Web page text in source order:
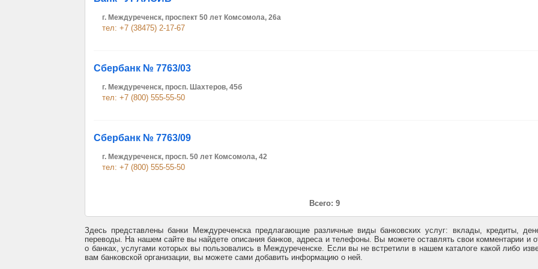
г. Междуреченск, проспект 50 лет Комсомола, 26а
тел: +7 (38475) 2-17-67
Сбербанк № 7763/03
г. Междуреченск, просп. Шахтеров, 45б
тел: +7 (800) 555-55-50
Сбербанк № 7763/09
г. Междуреченск, просп. 50 лет Комсомола, 42
тел: +7 (800) 555-55-50
Всего: 9
Здесь представлены банки Междуреченска предлагающие различные виды банковских услуг: вклады, кредиты,
переводы. На нашем сайте вы найдете описания банков, адреса и телефоны. Вы можете оставлять свои комментарии и
о банках, услугами которых вы пользовались в Междуреченске. Если вы не встретили в нашем каталоге какой либо
вам банковской организации, вы можете сами добавить информацию о ней.